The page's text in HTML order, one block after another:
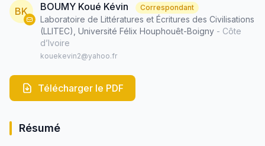
BK BOUMY Koué Kévin Correspondant
Laboratoire de Littératures et Écritures des Civilisations
(LLITEC), Université Félix Houphouêt-Boigny - Côte
d’Ivoire
kouekevin2@yahoo.fr
Télécharger le PDF
Résumé